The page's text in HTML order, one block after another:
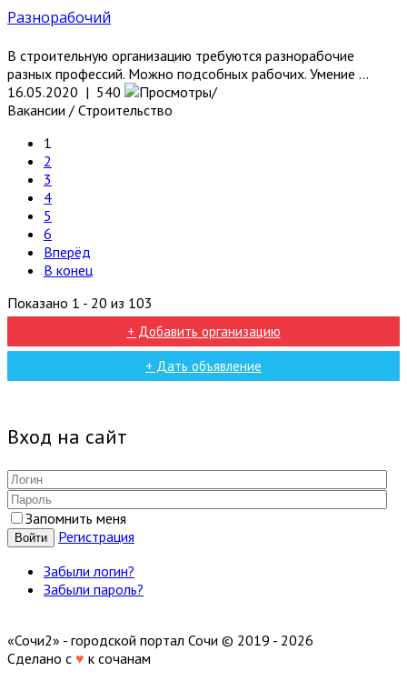
Разнорабочий
В строительную организацию требуются разнорабочие
разных профессий. Можно подсобных рабочих. Умение ...
16.05.2020 | 540
Вакансии / Строительство
1
2
3
4
5
6
Вперёд
В конец
Показано 1 - 20 из 103
+ Добавить организацию
+ Дать объявление
Вход на сайт
Запомнить меня
Войти
Регистрация
Забыли логин?
Забыли пароль?
«Сочи2» - городской портал Сочи © 2019 - 2026
Сделано с ♥ к сочанам